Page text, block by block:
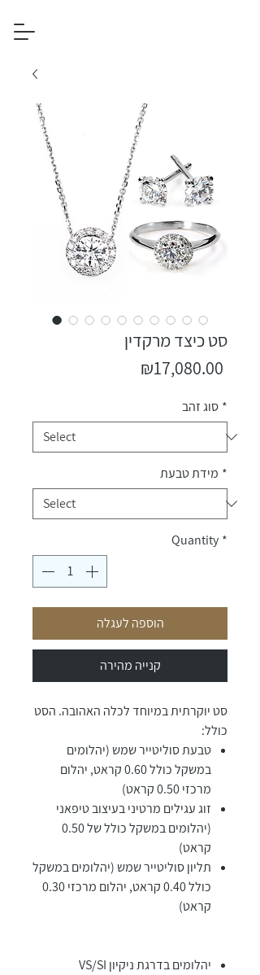
סט כיצד מרקדין
₪17,080.00
סוג זהב *
מידת טבעת *
Quantity *
הוספה לעגלה
קנייה מהירה
סט יוקרתית במיוחד לכלה האהובה. הסט
כולל:
טבעת סוליטייר שמש (יהלומים
במשקל כולל 0.60 קראט, יהלום
מרכזי 0.50 קראט)
זוג עגילים מרטיני בעיצוב טיפאני
(יהלומים במשקל כולל של 0.50
קראט)
תליון סוליטייר שמש (יהלומים במשקל
כולל 0.40 קראט, יהלום מרכזי 0.30
קראט)
יהלומים בדרגת ניקיון VS/SI